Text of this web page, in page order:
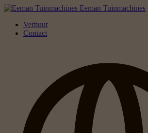
Eeman Tuinmachines
Verhuur
Contact